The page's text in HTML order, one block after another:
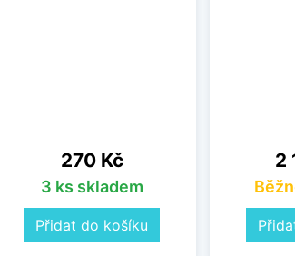
Cena
270 Kč
3 ks skladem
Přidat do košíku
2